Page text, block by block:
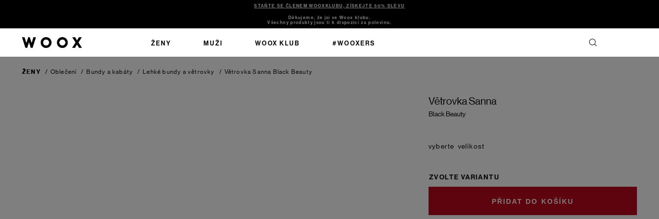
STAŇTE SE ČLENEM WOOXKLUBU, ZÍSKEJTE 50% SLEVU
Děkujeme, že jsi ve Woox klubu.
Všechny produkty jsou ti k dispozici za polovinu.
ŽENY MUŽI WOOX KLUB #WOOXERS
ŽENY / Oblečení / Bundy a kabáty / Lehké bundy a větrovky / Větrovka Sanna Black Beauty
Větrovka Sanna
Black Beauty
velikost
ZVOLTE VARIANTU
DO KOŠÍKU